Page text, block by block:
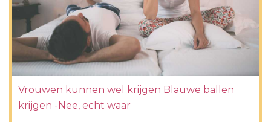
Vrouwen kunnen wel krijgen Blauwe ballen
krijgen -Nee, echt waar